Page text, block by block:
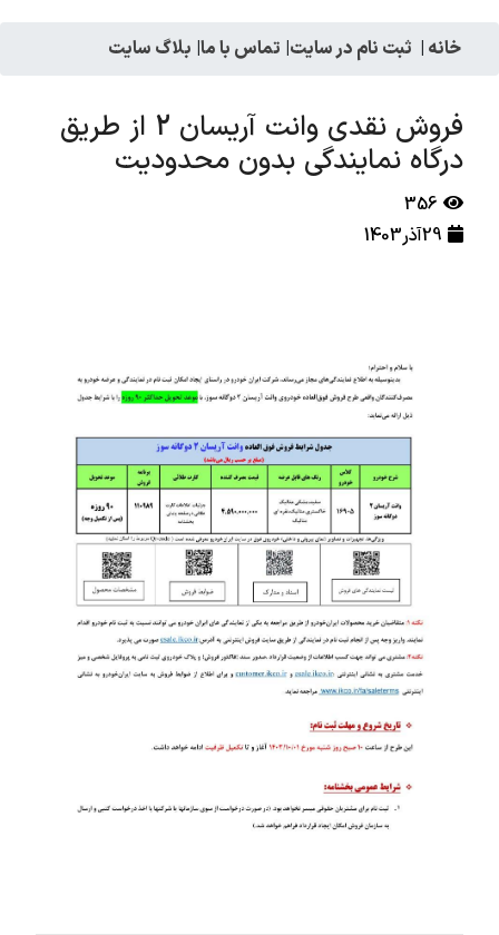
خانه | ثبت نام در سایت| تماس با ما| بلاگ سایت
فروش نقدی وانت آریسان 2 از طریق
درگاه نمایندگی بدون محدودیت
356
29آذر1403